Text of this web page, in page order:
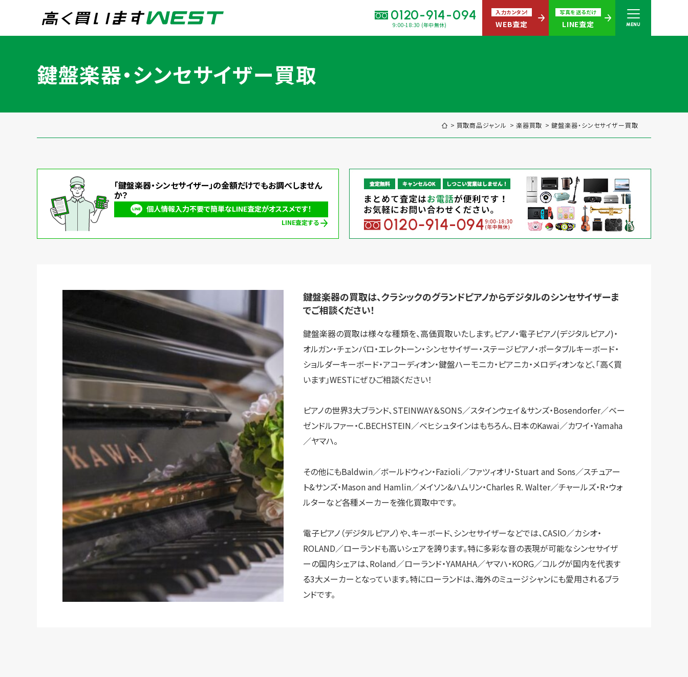
0120-914-094
9:00-18:30 (年中無休)
入力カンタン!
WEB査定
写真を送るだけ
LINE査定 MENU
まずはお気軽にお問い合わせ・査定をご依頼ください
買取専用ダイヤル 0120-914-094
24時間365日受付
今すぐ！WEB査定
買取に関する質問や相談もすぐにできて便利
宅配買取 出張買取 買取商品ジャンル
トップページ
初めての方へ
買取強化ブランド
取り組み
プライバシーポリシー
規約・同意書
買取価格表を
鍵盤楽器・シンセサイザー買取
買取商品ジャンル 楽器買取 鍵盤楽器・シンセサイザー買取
「鍵盤楽器・シンセサイザー」の金額だけでもお調べしません
か？
個人情報入力不要で簡単なLINE査定がオススメです！
LINE査定する
鍵盤楽器の買取は、クラシックのグランドピアノからデジタルのシンセサイザーま
でご相談ください！
鍵盤楽器の買取は様々な種類を、高価買取いたします。ピアノ・電子ピアノ(デジタルピアノ)・
オルガン・チェンバロ・エレクトーン・シンセサイザー・ステージピアノ・ポータブルキーボード・
ショルダーキーボード・アコーディオン・鍵盤ハーモニカ・ピアニカ・メロディオンなど、「高く買
います」WESTにぜひご相談ください！
ピアノの世界3大ブランド、STEINWAY＆SONS／スタインウェイ＆サンズ・Bosendorfer／ベー
ゼンドルファー・C.BECHSTEIN／ベヒシュタインはもちろん、日本のKawai／カワイ・Yamaha
／ヤマハ。
その他にもBaldwin／ボールドウィン・Fazioli／ファツィオリ・Stuart and Sons／スチュアー
ト&サンズ・Mason and Hamlin／メイソン&ハムリン・Charles R. Walter／チャールズ・R・ウォ
ルターなど各種メーカーを強化買取中です。
電子ピアノ（デジタルピアノ）や、キーボード、シンセサイザーなどでは、CASIO／カシオ・
ROLAND／ローランドも高いシェアを誇ります。特に多彩な音の表現が可能なシンセサイザ
ーの国内シェアは、Roland／ローランド・YAMAHA／ヤマハ・KORG／コルグが国内を代表す
る3大メーカーとなっています。特にローランドは、海外のミュージシャンにも愛用されるブラ
ンドです。